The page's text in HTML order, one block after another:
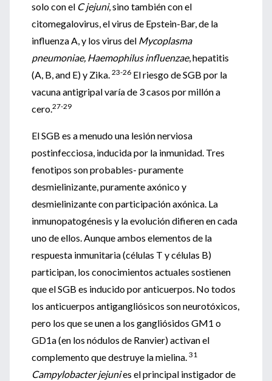
solo con el C jejuni, sino también con el
citomegalovirus, el virus de Epstein-Bar, de la
influenza A, y los virus del Mycoplasma
pneumoniae, Haemophilus influenzae, hepatitis
(A, B, and E) y Zika. 23-26 El riesgo de SGB por la
vacuna antigripal varía de 3 casos por millón a
cero.27-29
El SGB es a menudo una lesión nerviosa
postinfecciosa, inducida por la inmunidad. Tres
fenotipos son probables- puramente
desmielinizante, puramente axónico y
desmielinizante con participación axónica. La
inmunopatogénesis y la evolución difieren en cada
uno de ellos. Aunque ambos elementos de la
respuesta inmunitaria (células T y células B)
participan, los conocimientos actuales sostienen
que el SGB es inducido por anticuerpos. No todos
los anticuerpos antigangliósicos son neurotóxicos,
pero los que se unen a los gangliósidos GM1 o
GD1a (en los nódulos de Ranvier) activan el
complemento que destruye la mielina. 31
Campylobacter jejunies el principal instigador de